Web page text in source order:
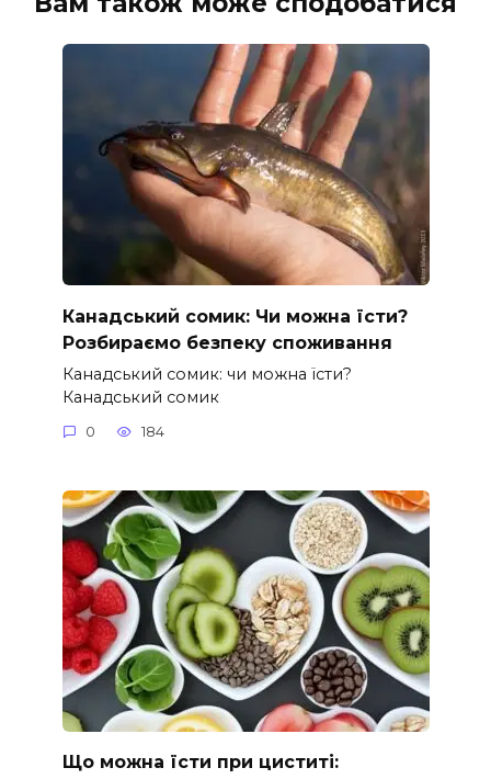
Канадський сомик: Чи можна їсти?
Розбираємо безпеку споживання
Канадський сомик: чи можна їсти?
Канадський сомик
0 184
Що можна їсти при циститі: